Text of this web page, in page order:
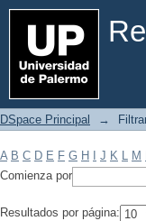
Filtrar por:
DSpace Principal →
A B C D E F G H J K L M
Comienza por
Resultados por página: